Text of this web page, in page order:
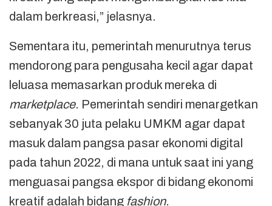
dalam berkreasi,” jelasnya.
Sementara itu, pemerintah menurutnya terus
mendorong para pengusaha kecil agar dapat
leluasa memasarkan produk mereka di
marketplace. Pemerintah sendiri menargetkan
sebanyak 30 juta pelaku UMKM agar dapat
masuk dalam pangsa pasar ekonomi digital
pada tahun 2022, di mana untuk saat ini yang
menguasai pangsa ekspor di bidang ekonomi
kreatif adalah bidang fashion.